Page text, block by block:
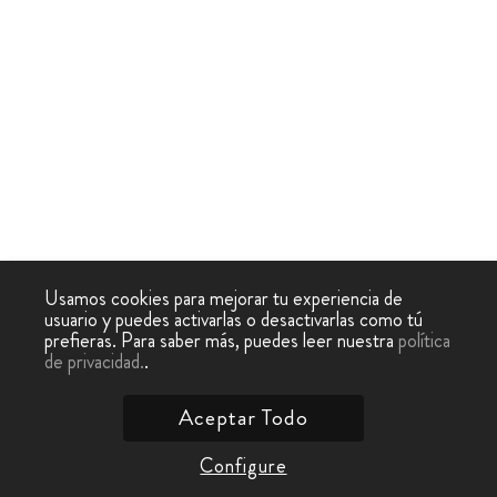
Usamos cookies para mejorar tu experiencia de
usuario y puedes activarlas o desactivarlas como tú
prefieras. Para saber más, puedes leer nuestrapolítica
de privacidad..
Configure
Aceptar Todo